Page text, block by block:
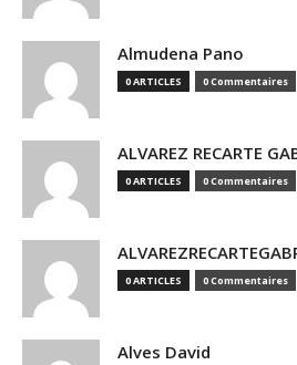
Almudena Pano
0 ARTICLES 0 Commentaires
ALVAREZ RECARTE
0 ARTICLES 0 Commentaires
0 ARTICLES 0 Commentaires
Alves David